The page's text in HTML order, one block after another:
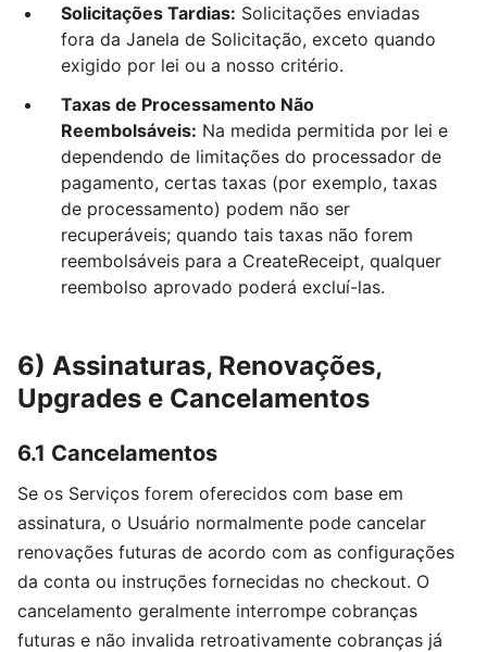
Solicitações Tardias: Solicitações enviadas
fora da Janela de Solicitação, exceto quando
exigido por lei ou a nosso critério.
Taxas de Processamento Não
Reembolsáveis: Na medida permitida por lei e
dependendo de limitações do processador de
pagamento, certas taxas (por exemplo, taxas
de processamento) podem não ser
recuperáveis; quando tais taxas não forem
reembolsáveis para a CreateReceipt, qualquer
reembolso aprovado poderá excluí-las.
6) Assinaturas, Renovações,
Upgrades e Cancelamentos
6.1 Cancelamentos
Se os Serviços forem oferecidos com base em
assinatura, o Usuário normalmente pode cancelar
renovações futuras de acordo com as configurações
da conta ou instruções fornecidas no checkout. O
cancelamento geralmente interrompe cobranças
futuras e não invalida retroativamente cobranças já